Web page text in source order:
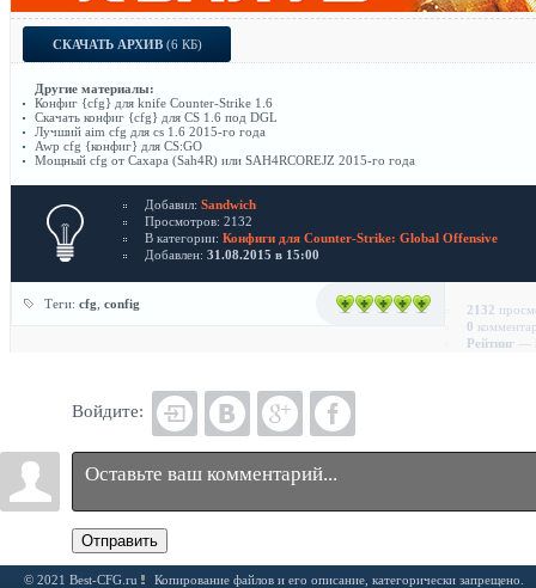
СКАЧАТЬ АРХИВ(6 КБ)
Другие материалы:
Конфиг {cfg} для knife Counter-Strike 1.6
Скачать конфиг {cfg} для CS 1.6 под DGL
Лучший aim cfg для cs 1.6 2015-го года
Awp cfg {конфиг} для CS:GO
Мощный cfg от Сахара (Sah4R) или SAH4RCOREJZ 2015-го года
Добавил: Sandwich
Просмотров: 2132
В категории: Конфиги для Counter-Strike: Global Offensive
Добавлен: 31.08.2015 в 15:00
2132
0
Рейтинг —
Теги: cfg config
Войдите:
Отправить
© 2021 Best-CFG.ru Копирование файлов и его описание, категорически запрещено.